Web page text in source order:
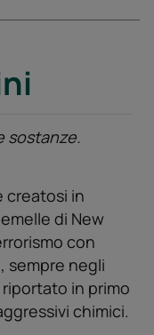
sostanze.
creatosi in
di New
con
sempre negli
in primo
chimici.